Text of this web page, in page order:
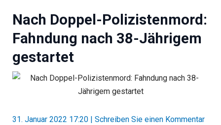
Nach Doppel-Polizistenmord:
Fahndung nach 38-Jährigem
gestartet
31. Januar 2022 17:20 Schreiben Sie einen Kommentar